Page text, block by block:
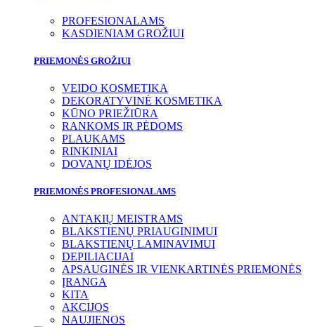
PROFESIONALAMS
KASDIENIAM GROŽIUI
PRIEMONĖS GROŽIUI
VEIDO KOSMETIKA
DEKORATYVINĖ KOSMETIKA
KŪNO PRIEŽIŪRA
RANKOMS IR PĖDOMS
PLAUKAMS
RINKINIAI
DOVANŲ IDĖJOS
PRIEMONĖS PROFESIONALAMS
ANTAKIŲ MEISTRAMS
BLAKSTIENŲ PRIAUGINIMUI
BLAKSTIENŲ LAMINAVIMUI
DEPILIACIJAI
APSAUGINĖS IR VIENKARTINĖS PRIEMONĖS
ĮRANGA
KITA
AKCIJOS
NAUJIENOS